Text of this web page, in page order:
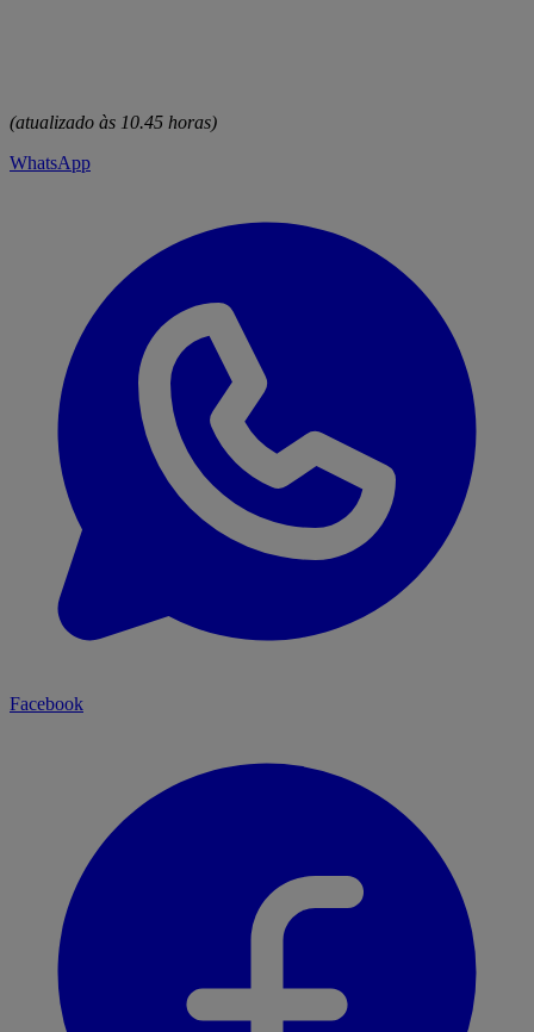
(atualizado às 10.45 horas)
WhatsApp
Facebook